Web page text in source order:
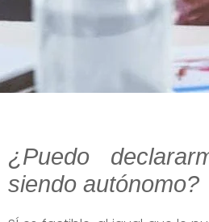
¿Puedo
siendo autónomo?